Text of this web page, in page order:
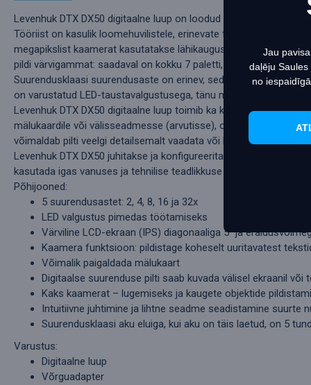
Levenhuk DTX DX50 digitaalne luup on loodud aitama teil
Tööriist on kasulik loomehuvilistele, erinevate tegevus- ja
megapikslist kaamerat kasutatakse lähikauguste jaoks, 5-
pildi värvigammat: saadaval on kokku 7 paletti, must-valge ja
Suurendusklaasi suurendusaste on erinev, seda on lihtne oma
on varustatud LED-taustavalgustusega, tänu millele saab
Levenhuk DTX DX50 digitaalne luup toimib ka kaamerana,
mälukaardile või välisseadmesse (arvutisse), olles sellega
võimaldab pilti veelgi detailsemalt vaadata või korraldada
Levenhuk DTX DX50 juhitakse ja konfigureeritakse korpusel
kasutada igas vanuses ja tehnilise teadlikkuse tasemega
Põhijooned:
5 suurendusastet: 2, 4, 8, 16 ja 32x
LED valgustus pimedas töötamiseks
Värviline LCD-ekraan (IPS) diagonaaliga 5" ja
Kaamera funktsioon: pildistage koheselt uuritavatest
Võimalik paigaldada mälukaart
Digitaalse suurenduse pilti saab kuvada välisel ekraanil või
Kaks kaamerat – lugemiseks ja kaugete objektide
Intuitiivne juhtimine ja lihtne seadme seadistamine suurte
Suurendusklaasi aku eluiga, kui aku on täis laetud, on 5
Varustus:
Digitaalne luup
Võrguadapter
Jau
daļēju
no